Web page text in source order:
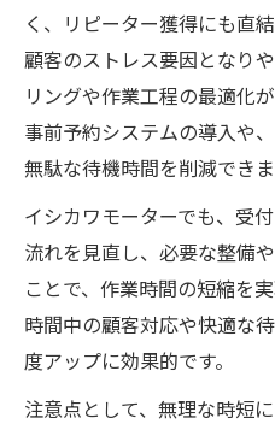
く、リピーター獲得にも直
顧客のストレス要因となり
リングや作業工程の最適化
事前予約システムの導入や
無駄な待機時間を削減できま
イシカワモーターでも、受
流れを見直し、必要な整備
ことで、作業時間の短縮を
時間中の顧客対応や快適な
度アップに効果的です。
注意点として、無理な時短